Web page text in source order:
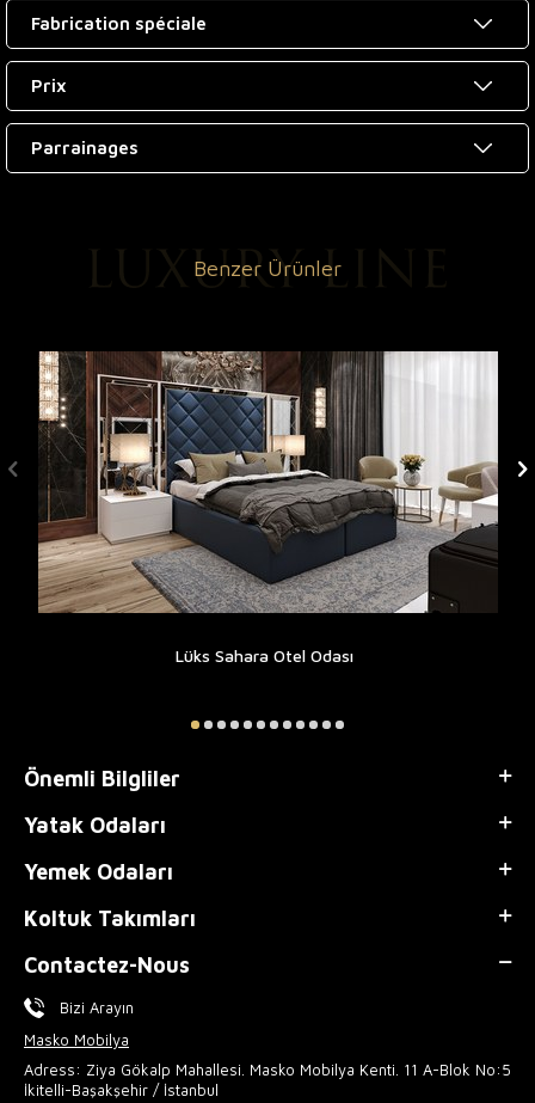
Fabrication spéciale
Prix
Parrainages
Benzer Ürünler
Lüks Sahara Otel Odası
Önemli Bilgliler
Yatak Odaları
Yemek Odaları
Koltuk Takımları
Contactez-Nous
Bizi Arayın
Masko Mobilya
Adress: Ziya Gökalp Mahallesi. Masko Mobilya Kenti. 11 A-Blok No:5
İkitelli-Başakşehir / İstanbul